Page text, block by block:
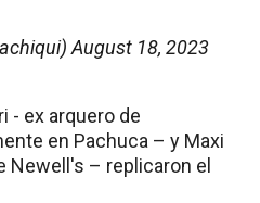
August 18, 2023
- ex arquero de
en Pachuca – y Maxi
Newell's – replicaron el